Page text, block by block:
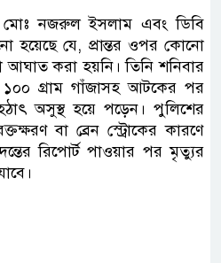
নজরুল ইসলাম এবং ডিবি
হয়েছে যে, প্রান্তর ওপর কোনো
আঘাত করা হয়নি। তিনি শনিবার
১০০ গ্রাম গাঁজাসহ আটকের পর
অসুস্থ হয়ে পড়েন। পুলিশের
বা ব্রেন স্ট্রোকের কারণে
রিপোর্ট পাওয়ার পর মৃত্যুর